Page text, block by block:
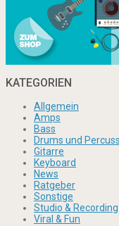
KATEGORIEN
Allgemein
Amps
Bass
Drums und
Gitarre
Keyboard
News
Ratgeber
Sonstige
Studio & Recording
Viral & Fun